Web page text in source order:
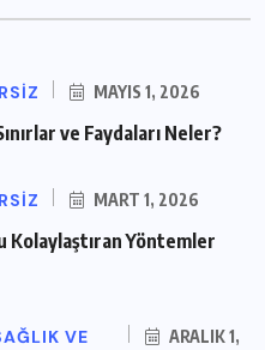
MAYIS 1, 2026
ve Faydaları Neler?
MART 1, 2026
Kolaylaştıran Yöntemler
VE
ARALIK 1,